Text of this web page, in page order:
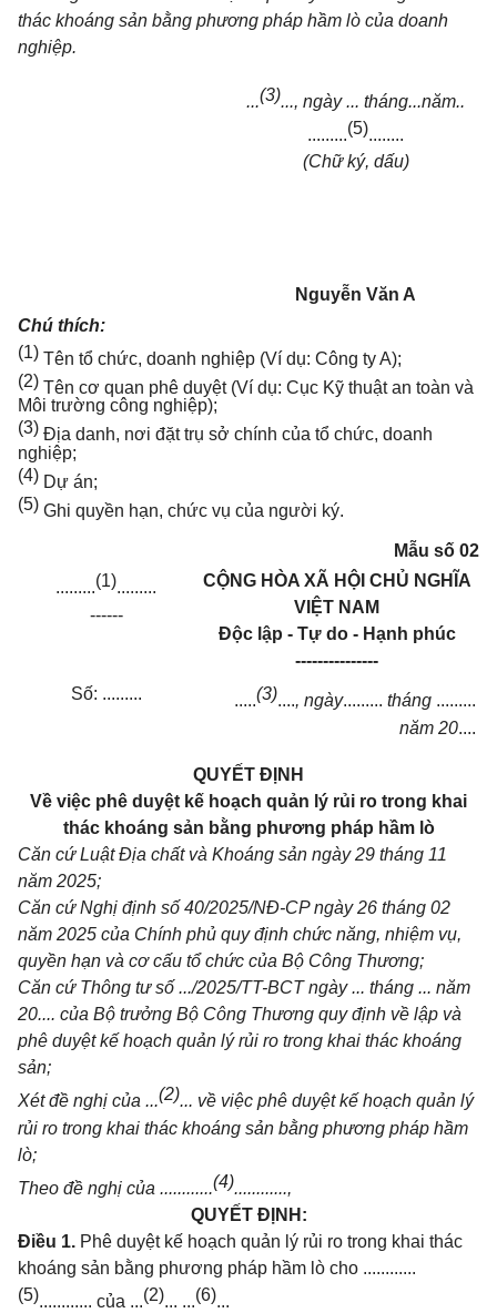
thác khoáng sản bằng phương pháp hầm lò của doanh
nghiệp.
...(3)..., ngày ... tháng...năm..
.........(5)........
(Chữ ký, dấu)
Nguyễn Văn A
Chú thích:
(1) Tên tổ chức, doanh nghiệp (Ví dụ: Công ty A);
(2) Tên cơ quan phê duyệt (Ví dụ: Cục Kỹ thuật an toàn và
Môi trường công nghiệp);
(3) Địa danh, nơi đặt trụ sở chính của tổ chức, doanh
nghiệp;
(4) Dự án;
(5) Ghi quyền hạn, chức vụ của người ký.
Mẫu số 02
.........(1).........
------
CỘNG HÒA XÃ HỘI CHỦ NGHĨA
VIỆT NAM
Độc lập - Tự do - Hạnh phúc
---------------
Số: ......... .....(3)...., ngày......... tháng .........
năm 20....
QUYẾT ĐỊNH
Về việc phê duyệt kế hoạch quản lý rủi ro trong khai
thác khoáng sản bằng phương pháp hầm lò
Căn cứ Luật Địa chất và Khoáng sản ngày 29 tháng 11
năm 2025;
Căn cứ Nghị định số 40/2025/NĐ-CP ngày 26 tháng 02
năm 2025 của Chính phủ quy định chức năng, nhiệm vụ,
quyền hạn và cơ cấu tổ chức của Bộ Công Thương;
Căn cứ Thông tư số .../2025/TT-BCT ngày ... tháng ... năm
20.... của Bộ trưởng Bộ Công Thương quy định về lập và
phê duyệt kế hoạch quản lý rủi ro trong khai thác khoáng
sản;
Xét đề nghị của ...(2)... về việc phê duyệt kế hoạch quản lý
rủi ro trong khai thác khoáng sản bằng phương pháp hầm
lò;
Theo đề nghị của ............(4)............,
QUYẾT ĐỊNH:
Điều 1. Phê duyệt kế hoạch quản lý rủi ro trong khai thác
khoáng sản bằng phương pháp hầm lò cho ............
(5)............ của ...(2)... ...(6)...